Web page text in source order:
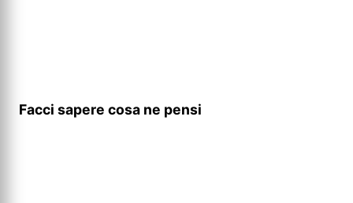
Facci sapere cosa ne pensi